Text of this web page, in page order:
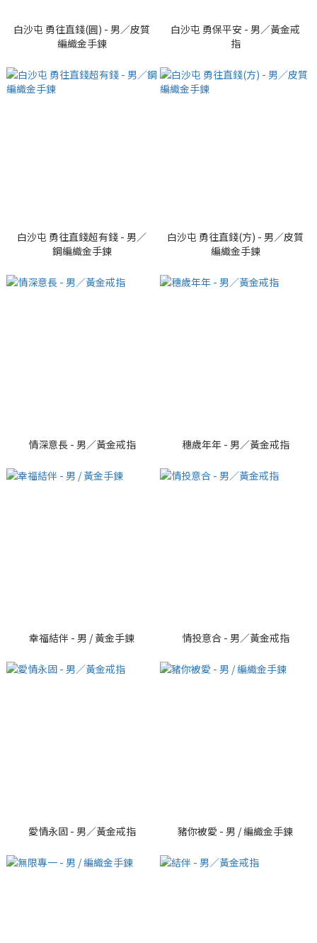
白沙屯 勇往直錢(圓) - 男／皮質
編織金手鍊
白沙屯 勇保平安 - 男／黃金戒
指
白沙屯 勇往直錢超有錢 - 男／
鋼編織金手鍊
白沙屯 勇往直錢(方) - 男／皮質
編織金手鍊
情深意長 - 男／黃金戒指 穗歲年年 - 男／黃金戒指
幸福結伴 - 男 / 黃金手鍊 情投意合 - 男／黃金戒指
愛情永固 - 男／黃金戒指 豬你被愛 - 男 / 編織金手鍊